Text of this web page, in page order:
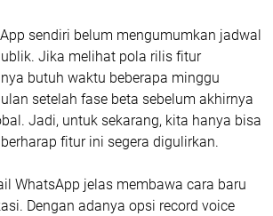
sendiri belum mengumumkan jadwal
Jika melihat pola rilis fitur
butuh waktu beberapa minggu
setelah fase beta sebelum akhirnya
Jadi, untuk sekarang, kita hanya bisa
fitur ini segera digulirkan.
WhatsApp jelas membawa cara baru
Dengan adanya opsi record voice